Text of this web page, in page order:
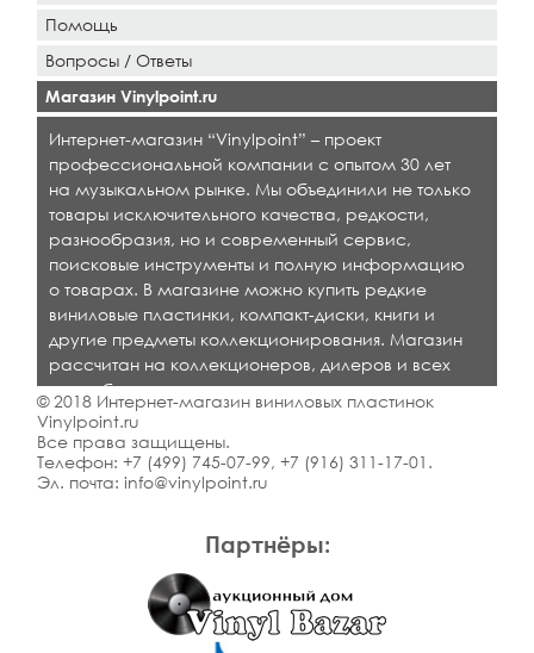
Партнёры:
Помощь
Вопросы / Ответы
Магазин Vinylpoint.ru
Интернет-магазин “Vinylpoint” – проект
профессиональной компании с опытом 30 лет
на музыкальном рынке. Мы объединили не только
товары исключительного качества, редкости,
разнообразия, но и современный сервис,
поисковые инструменты и полную информацию
о товарах. В магазине можно купить редкие
виниловые пластинки, компакт-диски, книги и
другие предметы коллекционирования. Магазин
рассчитан на коллекционеров, дилеров и всех
кто любит качественную музыку.
© 2018 Интернет-магазин виниловых пластинок
Vinylpoint.ru
Все права защищены.
Телефон: +7 (499) 745-07-99, +7 (916) 311-17-01 .
Эл. почта: info@vinylpoint.ru